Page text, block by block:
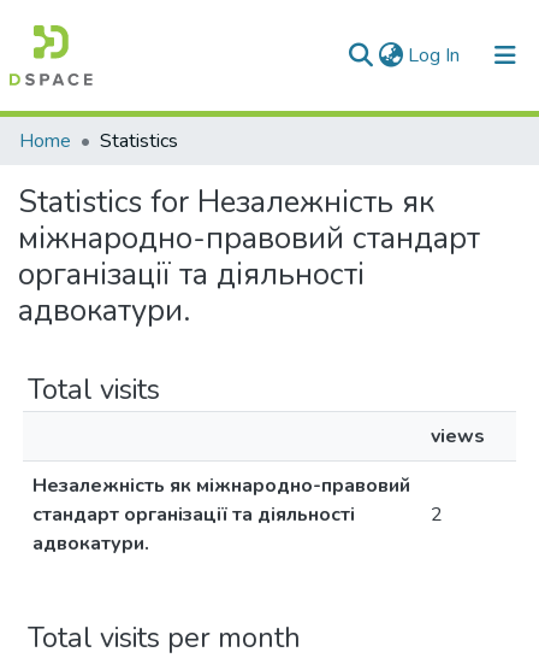
Log In (current)
Communities & Collections
All of DSpace
Home Statistics
Statistics for Незалежність як
міжнародно-правовий стандарт
організації та діяльності
адвокатури.
Total visits
views
Незалежність як міжнародно-правовий
стандарт організації та діяльності
адвокатури.
2
Total visits per month